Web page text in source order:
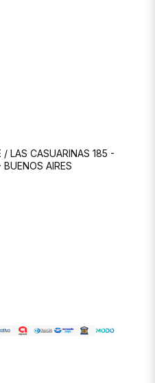
/ LAS CASUARINAS 185 -
AIRES